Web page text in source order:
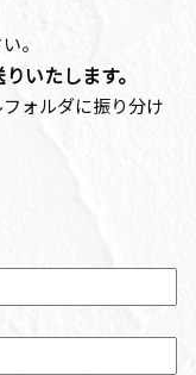
。
いたします。
ォルダに振り分け